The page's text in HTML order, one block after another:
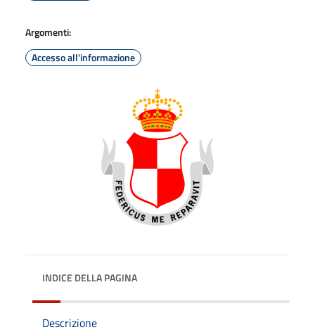
Argomenti:
Accesso all'informazione
INDICE DELLA PAGINA
Descrizione